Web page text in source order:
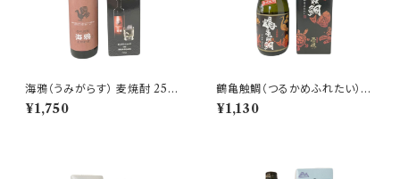
海鴉（うみがらす） 麦焼酎 25度
720ml【株式会社壱岐の華】
¥1,750
鶴亀触鯛（つるかめふれたい）
麦焼酎 25度 720ml【玄海酒
造】 壱岐限定
¥1,130